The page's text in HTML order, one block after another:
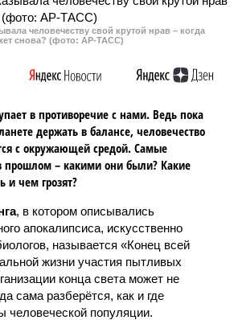
человечеству свой крутой нрав – когда
снова? (фото: АР-ТАСС)
в противоречие с нами. Ведь пока
держать в балансе, человечество
с окружающей средой. Самые
прошлом – какими они были? Какие
и чем грозят?
, в котором описывались
апокалипсиса, искусственно
называется «Конец всей
жизни участия пытливых
конца света может не
сама разберётся, как и где
популяции.